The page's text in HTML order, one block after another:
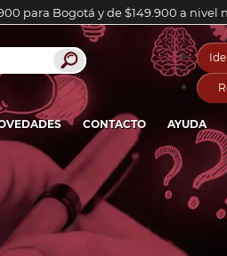
para Bogotá y de $149.900 a nivel
CONTACTO AYUDA